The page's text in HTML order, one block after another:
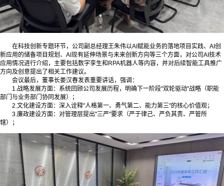
在科技创新专题环节，公司副总经理王朱伟以AI赋能业务的落地项目实践、AI创
新应用的储备项目规划、AI现有延伸场景与未来创新方向等三个方面，对公司AI技术
应用情况进行介绍，主要包括数字孪生和RPA机器人等内容，并对后续智能工具推广
方向及创意提出了相关工作建议。
会议最后，董事长姜汉春发表重要讲话，强调：
1.战略发展方面：系统回顾公司发展历程，明确下一阶段"双轮驱动"战略（职能
部门与业务部门协同发展）；
2.文化建设方面：深入诠释"人格第一、勇气第二、能力第三"的核心价值观；
3.廉政建设方面：对管理层提出"三严"要求（严于律己、严负其责、严管所
辖）；